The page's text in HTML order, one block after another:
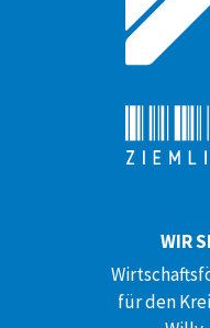
WIR
für den